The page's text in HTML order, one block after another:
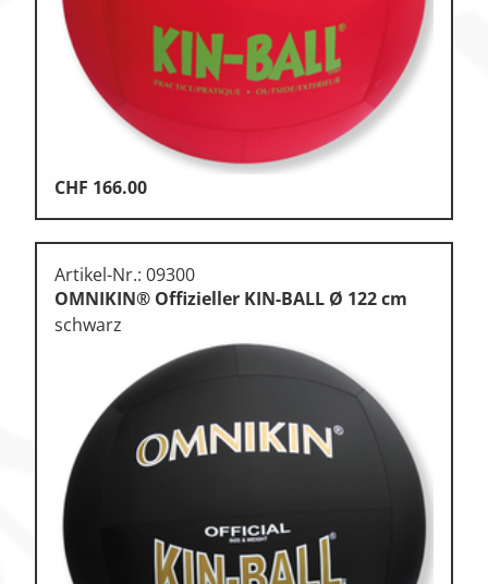
CHF 166.00
Artikel-Nr.: 09300
OMNIKIN® Offizieller KIN-BALL Ø 122 cm
schwarz